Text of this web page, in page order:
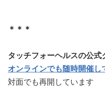
＊＊＊
タッチフォーヘルスの公式
オンラインでも随時開催し
対面でも再開しています